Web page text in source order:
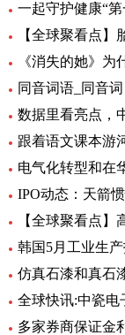
同音词语_同音词
数据里看亮点，
跟着语文课本游
电气化转型和在
【全球聚看点】
韩国5月工业生
仿真石漆和真石
多家券商保证金